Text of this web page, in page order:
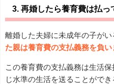
3. 再婚したら養育費は払っ
離婚した夫婦に未成年の子がい
た親は養育費の支払義務を負い
この養育費の支払義務は生活
じ水準の生活を送ることがで